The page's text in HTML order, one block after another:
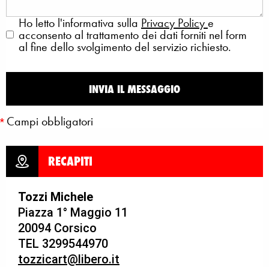
Ho letto l'informativa sulla Privacy Policye
acconsento al trattamento dei dati forniti nel form
al fine dello svolgimento del servizio richiesto.
INVIA IL MESSAGGIO
* Campi obbligatori
RECAPITI
Tozzi Michele
Piazza 1° Maggio 11
20094 Corsico
TEL 3299544970
tozzicart@libero.it